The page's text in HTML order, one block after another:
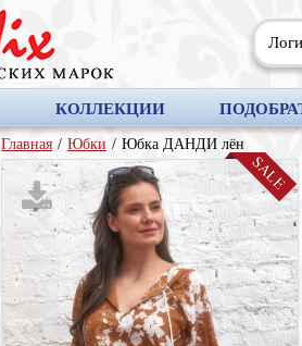
КОЛЛЕКЦИИ
Главная / Юбки / Юбка ДАНДИ лён